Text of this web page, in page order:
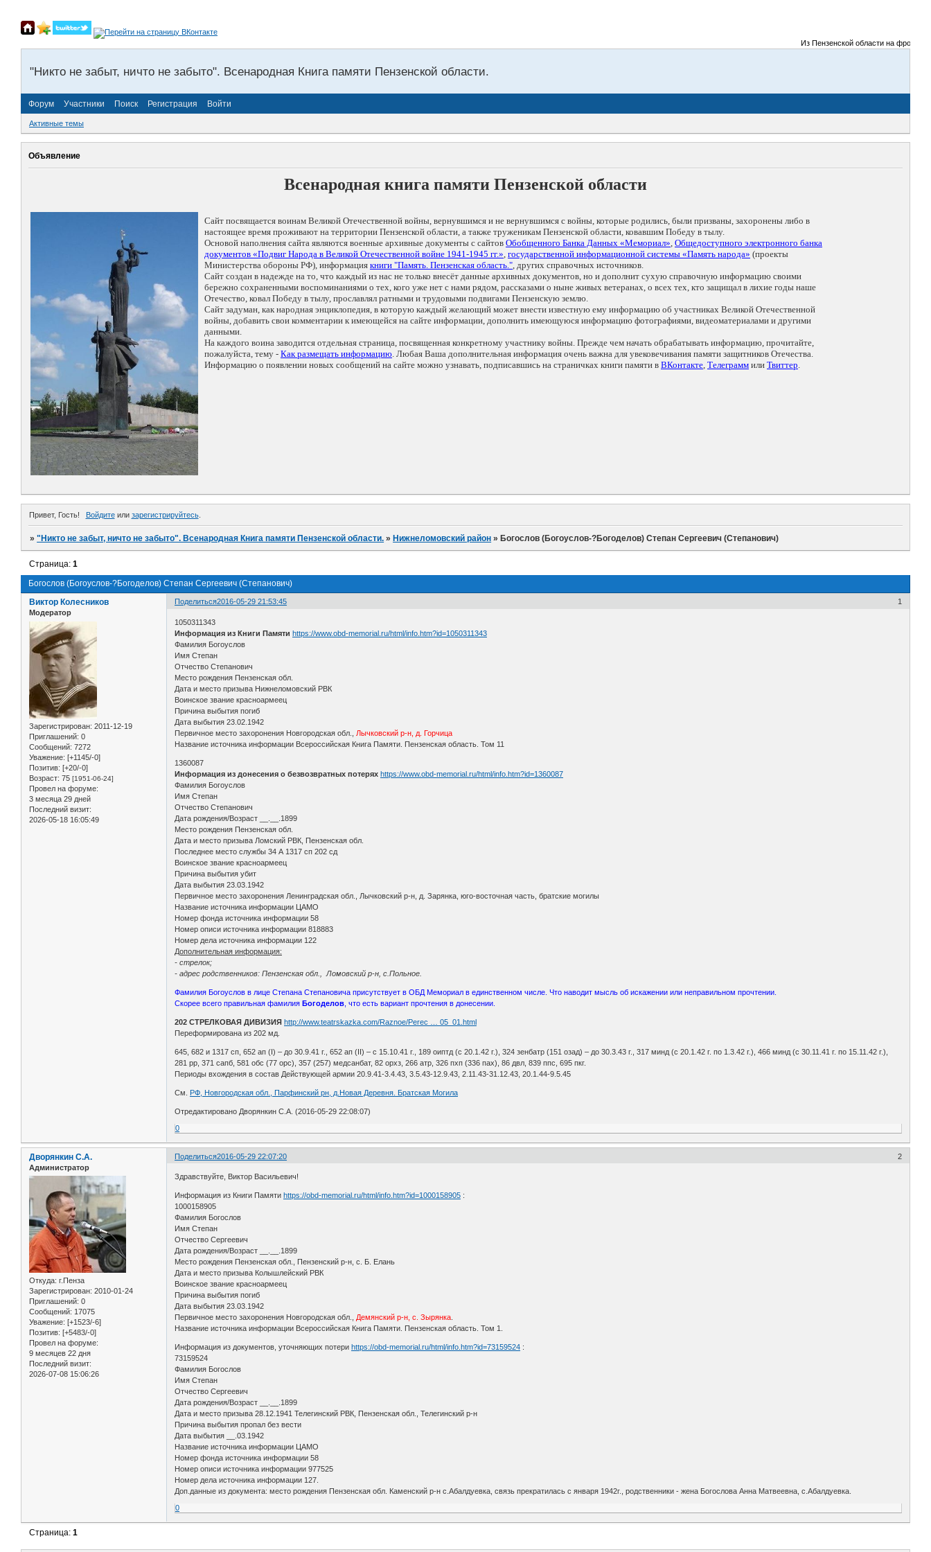
Из Пензенской области на фронты
"Никто не забыт, ничто не забыто". Всенародная Книга памяти Пензенской области.
Форум Участники Поиск Регистрация Войти
Активные темы
Объявление
Всенародная книга памяти Пензенской области
Сайт посвящается воинам Великой Отечественной войны, вернувшимся и не вернувшимся с войны, которые родились, были призваны, захоронены либо в
настоящее время проживают на территории Пензенской области, а также труженикам Пензенской области, ковавшим Победу в тылу.
Основой наполнения сайта являются военные архивные документы с сайтов Обобщенного Банка Данных «Мемориал», Общедоступного электронного банка
документов «Подвиг Народа в Великой Отечественной войне 1941-1945 гг.», государственной информационной системы «Память народа» (проекты
Министерства обороны РФ), информация книги "Память. Пензенская область.", других справочных источников.
Сайт создан в надежде на то, что каждый из нас не только внесёт данные архивных документов, но и дополнит сухую справочную информацию своими
бережно сохраненными воспоминаниями о тех, кого уже нет с нами рядом, рассказами о ныне живых ветеранах, о всех тех, кто защищал в лихие годы наше
Отечество, ковал Победу в тылу, прославлял ратными и трудовыми подвигами Пензенскую землю.
Сайт задуман, как народная энциклопедия, в которую каждый желающий может внести известную ему информацию об участниках Великой Отечественной
войны, добавить свои комментарии к имеющейся на сайте информации, дополнить имеющуюся информацию фотографиями, видеоматериалами и другими
данными.
На каждого воина заводится отдельная страница, посвященная конкретному участнику войны. Прежде чем начать обрабатывать информацию, прочитайте,
пожалуйста, тему - Как размещать информацию. Любая Ваша дополнительная информация очень важна для увековечивания памяти защитников Отечества.
Информацию о появлении новых сообщений на сайте можно узнавать, подписавшись на страничках книги памяти в ВКонтакте, Телеграмм или Твиттер.
Привет, Гость! Войдитеили зарегистрируйтесь.
»"Никто не забыт, ничто не забыто". Всенародная Книга памяти Пензенской области. » Нижнеломовский район » Богослов (Богоуслов-?Богоделов) Степан Сергеевич (Степанович)
Богослов (Богоуслов-?Богоделов) Степан Сергеевич (Степанович)
Страница:1
Поделиться 1
2016-05-29 21:53:45
Виктор Колесников
Модератор
Зарегистрирован: 2011-12-19
Приглашений: 0
Сообщений: 7272
Уважение: [+1145/-0]
Позитив: [+20/-0]
Возраст: 75 [1951-06-24]
Провел на форуме:
3 месяца 29 дней
Последний визит:
2026-05-18 16:05:49
1050311343
Информация из Книги Памяти https://www.obd-memorial.ru/html/info.htm?id=1050311343
Фамилия Богоуслов
Имя Степан
Отчество Степанович
Место рождения Пензенская обл.
Дата и место призыва Нижнеломовский РВК
Воинское звание красноармеец
Причина выбытия погиб
Дата выбытия 23.02.1942
Первичное место захоронения Новгородская обл., Лычковский р-н, д. Горчица
Название источника информации Всероссийская Книга Памяти. Пензенская область. Том 11
1360087
Информация из донесения о безвозвратных потерях https://www.obd-memorial.ru/html/info.htm?id=1360087
Фамилия Богоуслов
Имя Степан
Отчество Степанович
Дата рождения/Возраст __.__.1899
Место рождения Пензенская обл.
Дата и место призыва Ломский РВК, Пензенская обл.
Последнее место службы 34 А 1317 сп 202 сд
Воинское звание красноармеец
Причина выбытия убит
Дата выбытия 23.03.1942
Первичное место захоронения Ленинградская обл., Лычковский р-н, д. Зарянка, юго-восточная часть, братские могилы
Название источника информации ЦАМО
Номер фонда источника информации 58
Номер описи источника информации 818883
Номер дела источника информации 122
Дополнительная информация:
- стрелок;
- адрес родственников: Пензенская обл., Ломовский р-н, с.Польное.
Фамилия Богоуслов в лице Степана Степановича присутствует в ОБД Мемориал в единственном числе. Что наводит мысль об искажении или неправильном прочтении.
Скорее всего правильная фамилияБогоделов , что есть вариант прочтения в донесении.
202 СТРЕЛКОВАЯ ДИВИЗИЯ http://www.teatrskazka.com/Raznoe/Perec … 05_01.html
Переформирована из 202 мд.
645, 682 и 1317 сп, 652 ап (I) – до 30.9.41 г., 652 ап (II) – с 15.10.41 г., 189 оиптд (с 20.1.42 г.), 324 зенбатр (151 озад) – до 30.3.43 г., 317 минд (с 20.1.42 г. по 1.3.42 г.), 466 минд (с 30.11.41 г. по 15.11.42 г.),
281 рр, 371 сапб, 581 обс (77 орс), 357 (257) медсанбат, 82 орхз, 266 атр, 326 пхп (336 пах), 86 двл, 839 ппс, 695 пкг.
Периоды вхождения в состав Действующей армии 20.9.41-3.4.43, 3.5.43-12.9.43, 2.11.43-31.12.43, 20.1.44-9.5.45
См. РФ, Новгородская обл., Парфинский рн, д.Новая Деревня. Братская Могила
Отредактировано Дворянкин С.А. (2016-05-29 22:08:07)
0
Поделиться 2
2016-05-29 22:07:20
Дворянкин С.А.
Администратор
Откуда: г.Пенза
Зарегистрирован: 2010-01-24
Приглашений: 0
Сообщений: 17075
Уважение: [+1523/-6]
Позитив: [+5483/-0]
Провел на форуме:
9 месяцев 22 дня
Последний визит:
2026-07-08 15:06:26
Здравствуйте, Виктор Васильевич!
Информация из Книги Памяти https://obd-memorial.ru/html/info.htm?id=1000158905 :
1000158905
Фамилия Богослов
Имя Степан
Отчество Сергеевич
Дата рождения/Возраст __.__.1899
Место рождения Пензенская обл., Пензенский р-н, с. Б. Елань
Дата и место призыва Колышлейский РВК
Воинское звание красноармеец
Причина выбытия погиб
Дата выбытия 23.03.1942
Первичное место захоронения Новгородская обл., Демянский р-н, с. Зырянка
Название источника информации Всероссийская Книга Памяти. Пензенская область. Том 1.
Информация из документов, уточняющих потери https://obd-memorial.ru/html/info.htm?id=73159524 :
73159524
Фамилия Богослов
Имя Степан
Отчество Сергеевич
Дата рождения/Возраст __.__.1899
Дата и место призыва 28.12.1941 Телегинский РВК, Пензенская обл., Телегинский р-н
Причина выбытия пропал без вести
Дата выбытия __.03.1942
Название источника информации ЦАМО
Номер фонда источника информации 58
Номер описи источника информации 977525
Номер дела источника информации 127.
Доп.данные из документа: место рождения Пензенская обл. Каменский р-н с.Абалдуевка, связь прекратилась с января 1942г., родственники - жена Богослова Анна Матвеевна, с.Абалдуевка.
0
Страница:1